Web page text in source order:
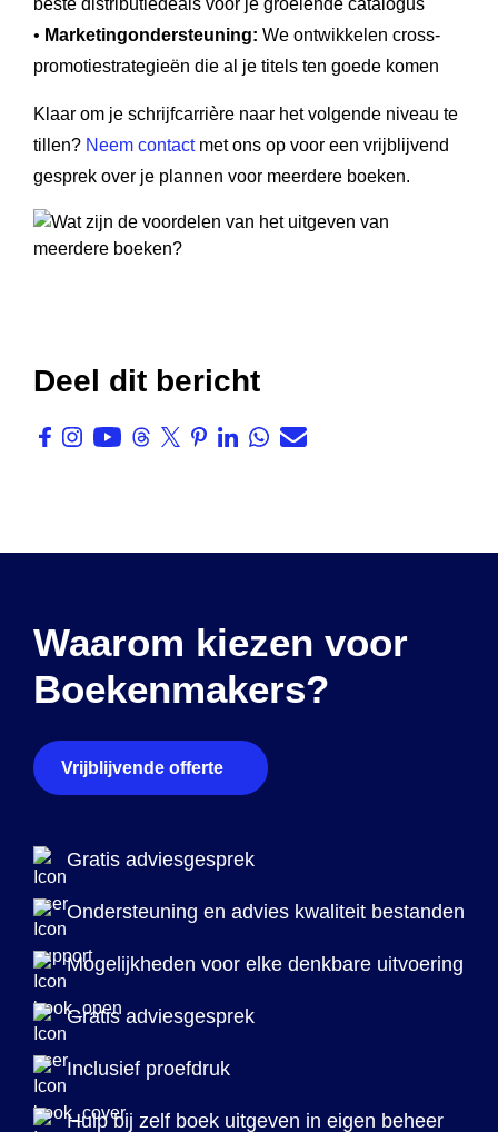
beste distributiedeals voor je groeiende catalogus
• Marketingondersteuning: We ontwikkelen cross-
promotiestrategieën die al je titels ten goede komen
Klaar om je schrijfcarrière naar het volgende niveau te
tillen? Neem contactmet ons op voor een vrijblijvend
gesprek over je plannen voor meerdere boeken.
Deel dit bericht
Waarom kiezen voor
Boekenmakers?
Vrijblijvende offerte
Gratis adviesgesprek
Ondersteuning en advies kwaliteit bestanden
Mogelijkheden voor elke denkbare uitvoering
Gratis adviesgesprek
Inclusief proefdruk
Hulp bij zelf boek uitgeven in eigen beheer